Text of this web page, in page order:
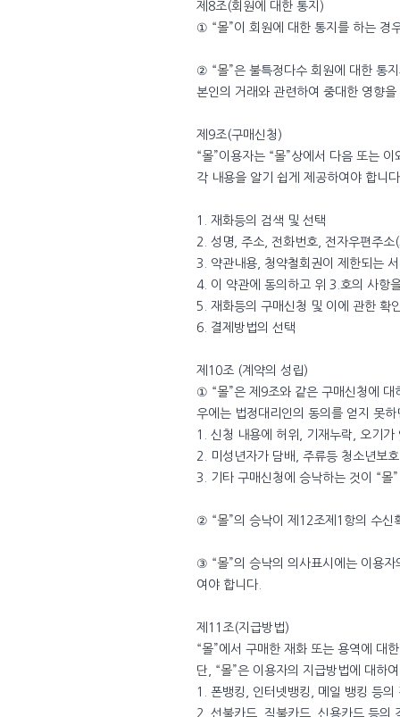
제8조(회원에 대한 통지)
① “몰”이 회원에 대한 통지를 하는 경
② “몰”은 불특정다수 회원에 대한 통
본인의 거래와 관련하여 중대한 영향
제9조(구매신청)
“몰”이용자는 “몰”상에서 다음 또는
각 내용을 알기 쉽게 제공하여야 합니
1. 재화등의 검색 및 선택
2. 성명, 주소, 전화번호, 전자우편주
3. 약관내용, 청약철회권이 제한되는
4. 이 약관에 동의하고 위 3.호의 사항
5. 재화등의 구매신청 및 이에 관한 확
6. 결제방법의 선택
제10조 (계약의 성립)
① “몰”은 제9조와 같은 구매신청에 대
우에는 법정대리인의 동의를 얻지 못
1. 신청 내용에 허위, 기재누락, 오기가
2. 미성년자가 담배, 주류등 청소년보
3. 기타 구매신청에 승낙하는 것이 “몰
② “몰”의 승낙이 제12조제1항의 수신
③ “몰”의 승낙의 의사표시에는 이용
여야 합니다.
제11조(지급방법)
“몰”에서 구매한 재화 또는 용역에 대
단, “몰”은 이용자의 지급방법에 대하
1. 폰뱅킹, 인터넷뱅킹, 메일 뱅킹 등의
2. 선불카드, 직불카드, 신용카드 등의